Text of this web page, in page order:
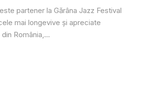
partener la Gărâna Jazz Festival
mai longevive și apreciate
România,...